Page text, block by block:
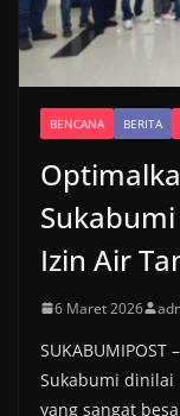
BENCANA BERITA
Izin Air
6 Maret 2026
Sukabumi
yang sangat